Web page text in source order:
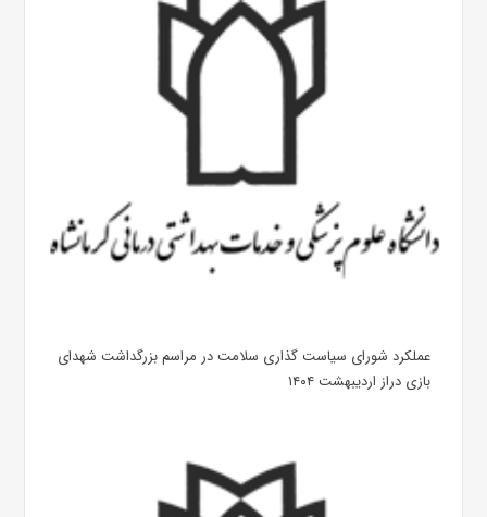
عملکرد شورای سیاست گذاری سلامت در مراسم بزرگداشت شهدای
بازی دراز اردیبهشت ۱۴۰۴